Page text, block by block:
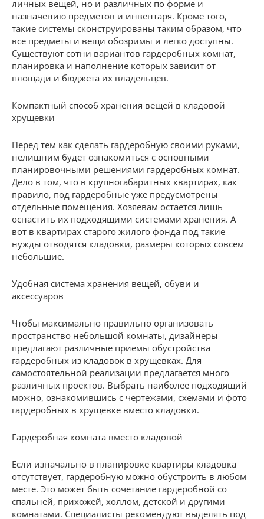
личных вещей, но и различных по форме и
назначению предметов и инвентаря. Кроме того,
такие системы сконструированы таким образом, что
все предметы и вещи обозримы и легко доступны.
Существуют сотни вариантов гардеробных комнат,
планировка и наполнение которых зависит от
площади и бюджета их владельцев.
Компактный способ хранения вещей в кладовой
хрущевки
Перед тем как сделать гардеробную своими руками,
нелишним будет ознакомиться с основными
планировочными решениями гардеробных комнат.
Дело в том, что в крупногабаритных квартирах, как
правило, под гардеробные уже предусмотрены
отдельные помещения. Хозяевам остается лишь
оснастить их подходящими системами хранения. А
вот в квартирах старого жилого фонда под такие
нужды отводятся кладовки, размеры которых совсем
небольшие.
Удобная система хранения вещей, обуви и
аксессуаров
Чтобы максимально правильно организовать
пространство небольшой комнаты, дизайнеры
предлагают различные приемы обустройства
гардеробных из кладовок в хрущевках. Для
самостоятельной реализации предлагается много
различных проектов. Выбрать наиболее подходящий
можно, ознакомившись с чертежами, схемами и фото
гардеробных в хрущевке вместо кладовки.
Гардеробная комната вместо кладовой
Если изначально в планировке квартиры кладовка
отсутствует, гардеробную можно обустроить в любом
месте. Это может быть сочетание гардеробной со
спальней, прихожей, холлом, детской и другими
комнатами. Специалисты рекомендуют выделять под